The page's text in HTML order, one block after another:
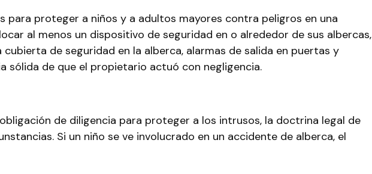
para proteger a niños y a adultos mayores contra peligros en una
al menos un dispositivo de seguridad en o alrededor de sus albercas,
de seguridad en la alberca, alarmas de salida en puertas y
sólida de que el propietario actuó con negligencia.
de diligencia para proteger a los intrusos, la doctrina legal de
Si un niño se ve involucrado en un accidente de alberca, el